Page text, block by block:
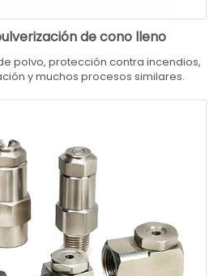
de cono lleno
polvo, protección contra incendios,
y muchos procesos similares.